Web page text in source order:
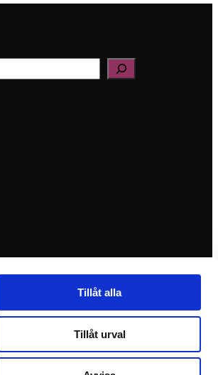
Tillåt alla
Tillåt urval